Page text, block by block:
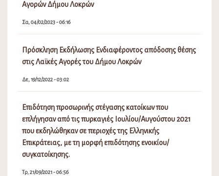
Αγορών Δήμου Λοκρών
Σα, 04/02/2023 - 06:16
Πρόσκληση Εκδήλωσης Ενδιαφέροντος απόδοσης θέσης
στις Λαϊκές Αγορές του Δήμου Λοκρών
Δε, 19/12/2022 - 03:02
Επιδότηση προσωρινής στέγασης κατοίκων που
επλήγησαν από τις πυρκαγιές Ιουλίου/Αυγούστου 2021
που εκδηλώθηκαν σε περιοχές της Ελληνικής
Επικράτειας, με τη μορφή επιδότησης ενοικίου/
συγκατοίκησης.
Τρ, 21/09/2021 - 06:56